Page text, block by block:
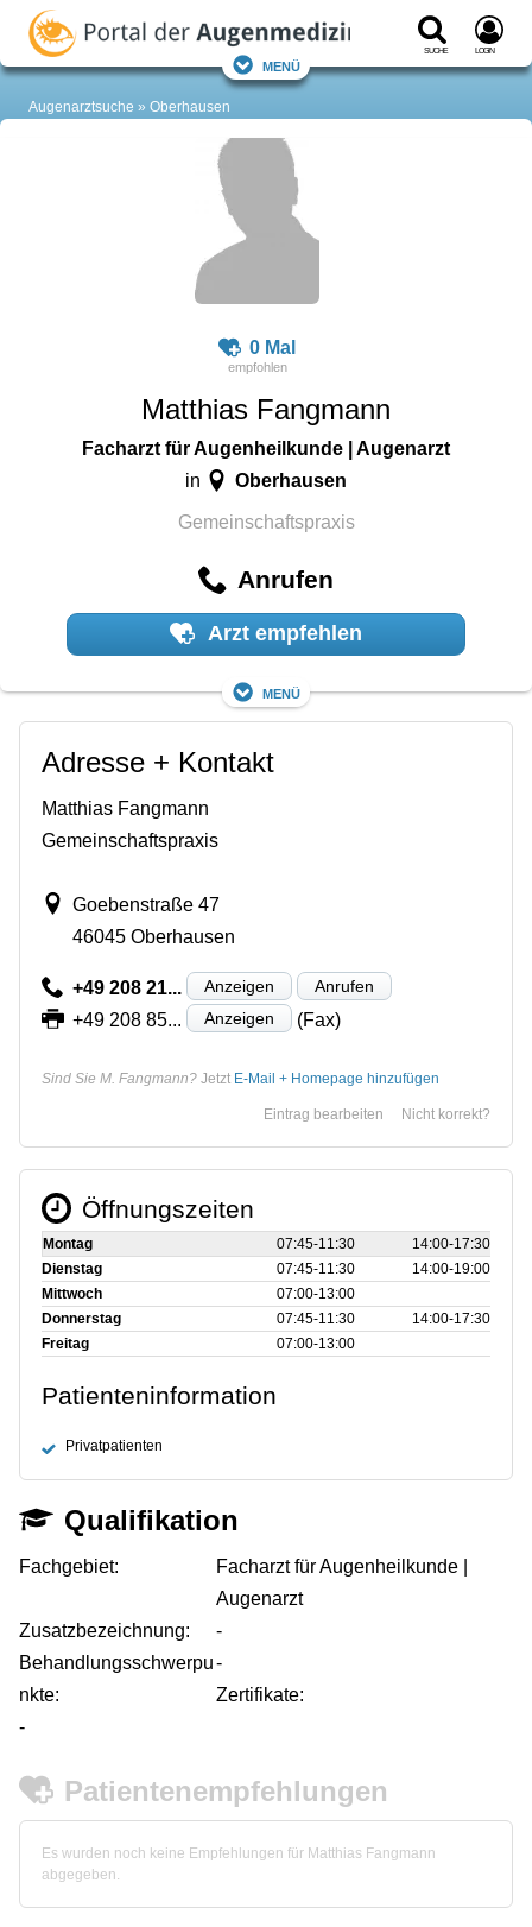
Suche Login
Menü
Augenarztsuche Oberhausen
0 Mal
Matthias Fangmann
Facharzt für Augenheilkunde | Augenarzt
in Oberhausen
Gemeinschaftspraxis
Anrufen
Arzt empfehlen
Menü
Adresse + Kontakt
Matthias Fangmann
Gemeinschaftspraxis
Goebenstraße 47
46045 Oberhausen
+49 208 21... Anzeigen Anrufen
+49 208 85... Anzeigen (Fax)
Sind Sie M. Fangmann? Jetzt E-Mail + Homepage hinzufügen
Nicht korrekt?
Eintrag bearbeiten
Öffnungszeiten
Montag 07:45‑11:30
14:00‑17:30
Dienstag
07:45‑11:30
14:00‑19:00
Mittwoch
07:00‑13:00
Donnerstag
07:45‑11:30
14:00‑17:30
Freitag
07:00‑13:00
Patienteninformation
Privatpatienten
Qualifikation
Fachgebiet:
Facharzt für Augenheilkunde |
Augenarzt
Zusatzbezeichnung:
-
Behandlungsschwerpu
nkte:
-
Zertifikate:
-
Patientenempfehlungen
Es wurden noch keine Empfehlungen für Matthias Fangmann
abgegeben.